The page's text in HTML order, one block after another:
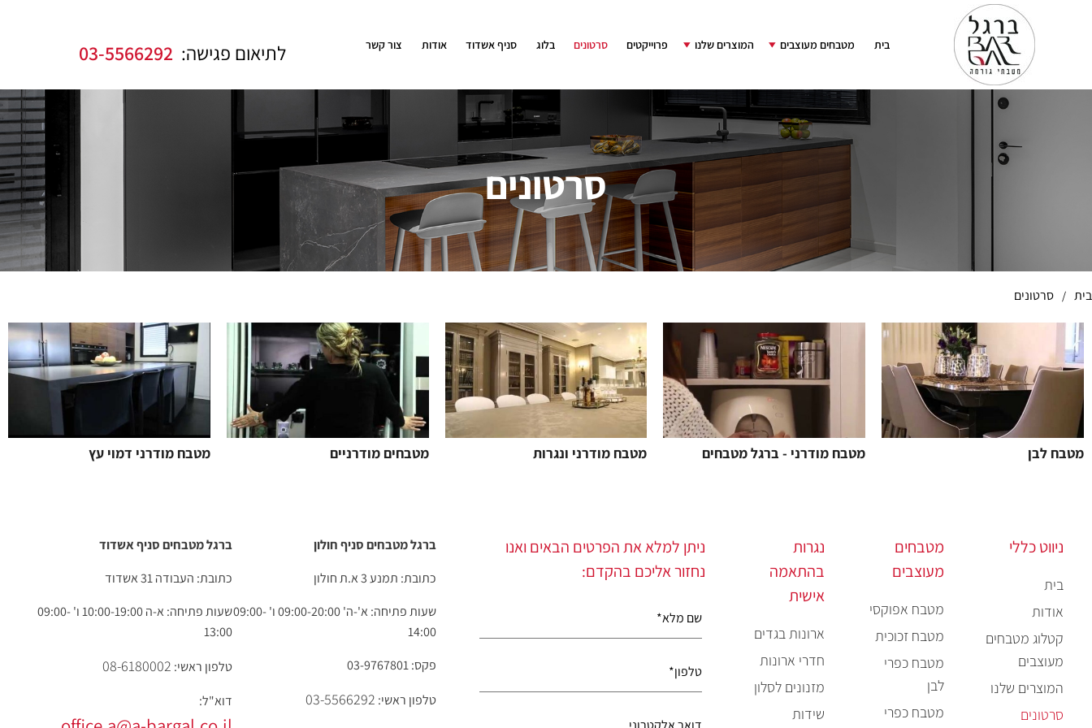
בית מטבחים מעוצבים המוצרים שלנו פרוייקטים סרטונים בלוג סניף אשדוד אודות צור קשר לתיאום פגישה: 03-5566292
סרטונים
בית / סרטונים
מטבח לבן מטבח מודרני - ברגל מטבחים מטבח מודרני ונגרות מטבחים מודרניים מטבח מודרני דמוי עץ
ניווט כללי
בית
אודות
קטלוג מטבחים
מעוצבים
המוצרים שלנו
סרטונים
מטבחים
מעוצבים
מטבח אפוקסי
מטבח זכוכית
מטבח כפרי
לבן
מטבח כפרי
נגרות
בהתאמה
אישית
ארונות בגדים
חדרי ארונות
מזנונים לסלון
שידות
ניתן למלא את הפרטים הבאים ואנו
נחזור אליכם בהקדם:
ברגל מטבחים סניף חולון
כתובת: תמנע 3 א.ת חולון
שעות פתיחה: א'-ה' 09:00-20:00 ו' 09:00-
14:00
פקס: 03-9767801
טלפון ראשי: 03-5566292
ברגל מטבחים סניף אשדוד
כתובת: העבודה 31 אשדוד
שעות פתיחה: א-ה 10:00-19:00 ו' 09:00-
13:00
טלפון ראשי: 08-6180002
דוא"ל: